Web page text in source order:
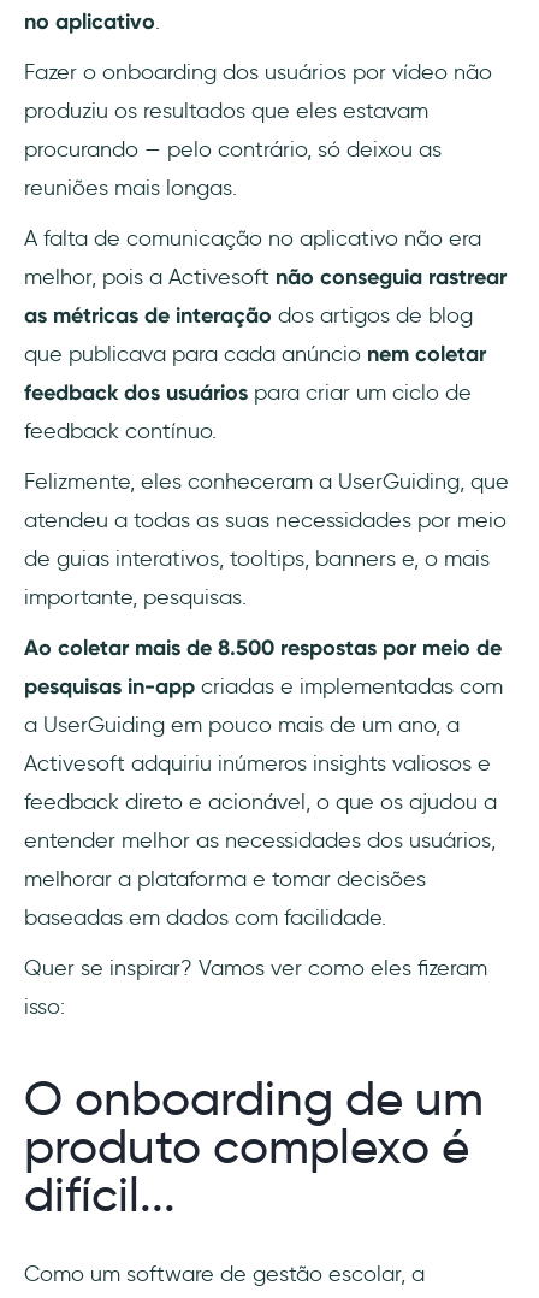
no aplicativo.
Fazer o onboarding dos usuários por vídeo não
produziu os resultados que eles estavam
procurando — pelo contrário, só deixou as
reuniões mais longas.
A falta de comunicação no aplicativo não era
melhor, pois a Activesoft não conseguia rastrear
as métricas de interação dos artigos de blog
que publicava para cada anúncio nem coletar
feedback dos usuários para criar um ciclo de
feedback contínuo.
Felizmente, eles conheceram a UserGuiding, que
atendeu a todas as suas necessidades por meio
de guias interativos, tooltips, banners e, o mais
importante, pesquisas.
Ao coletar mais de 8.500 respostas por meio de
pesquisas in-app criadas e implementadas com
a UserGuiding em pouco mais de um ano, a
Activesoft adquiriu inúmeros insights valiosos e
feedback direto e acionável, o que os ajudou a
entender melhor as necessidades dos usuários,
melhorar a plataforma e tomar decisões
baseadas em dados com facilidade.
Quer se inspirar? Vamos ver como eles fizeram
isso:
O onboarding de um
produto complexo é
difícil...
Como um software de gestão escolar, a